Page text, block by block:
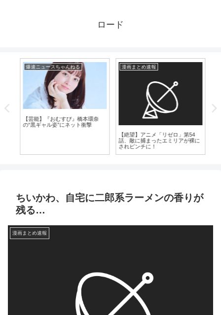
ロード
爆速ニュースちゃんねる
【芸能】『おむすび』橋本環奈
の“黒ギャル姿”にネット衝撃
漫画まとめ速報
【絶望】アニメ「リゼロ」第54
話、敵に捕まったエミリアが裸に
されピンチに！
ちいかわ、自宅に二郎系ラーメンの香りが
残る…
漫画まとめ速報